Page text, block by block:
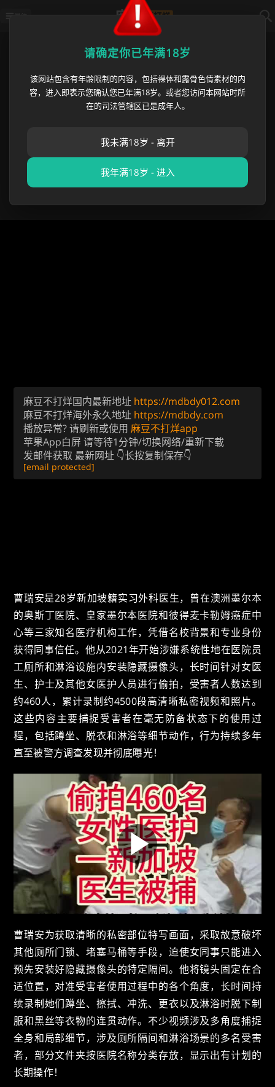
新加坡医生 曹瑞安
新加坡医生 曹瑞安 澳洲医院偷拍
案曝光 五年内对460名女医护人员
麻豆不打烊国内最新地址 https://mdbdy012.com
麻豆不打烊海外永久地址 https://mdbdy.com
播放异常? 请刷新或使用 麻豆不打烊app
苹果App白屏 请等待1分钟/切换网络/重新下载
发邮件获取 最新网址 👇长按复制保存👇
[email protected]
曹瑞安是28岁新加坡籍实习外科医生，曾在澳洲墨尔本
的奥斯丁医院、皇家墨尔本医院和彼得麦卡勒姆癌症中
心等三家知名医疗机构工作，凭借名校背景和专业身份
获得同事信任。他从2021年开始涉嫌系统性地在医院员
工厕所和淋浴设施内安装隐藏摄像头，长时间针对女医
生、护士及其他女医护人员进行偷拍，受害者人数达到
约460人，累计录制约4500段高清晰私密视频和照片。
这些内容主要捕捉受害者在毫无防备状态下的使用过
程，包括蹲坐、脱衣和淋浴等细节动作，行为持续多年
直至被警方调查发现并彻底曝光！
曹瑞安为获取清晰的私密部位特写画面，采取故意破坏
其他厕所门锁、堵塞马桶等手段，迫使女同事只能进入
预先安装好隐藏摄像头的特定隔间。他将镜头固定在合
适位置，对准受害者使用过程中的各个角度，长时间持
续录制她们蹲坐、擦拭、冲洗、更衣以及淋浴时脱下制
服和黑丝等衣物的连贯动作。不少视频涉及多角度捕捉
全身和局部细节，涉及厕所隔间和淋浴场景的多名受害
者，部分文件夹按医院名称分类存放，显示出有计划的
长期操作！
请确定你已年满18岁
该网站包含有年龄限制的内容，包括裸体和露骨色情素材的内
容，进入即表示您确认您已年满18岁。或者您访问本网站时所
在的司法管辖区已是成年人。
我未满18岁 - 离开
我年满18岁 - 进入